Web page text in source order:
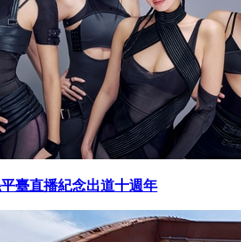
臺直播紀念出道十週年